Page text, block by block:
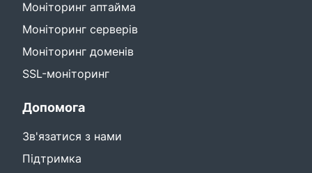
Моніторинг аптайма
Моніторинг серверів
Моніторинг доменів
SSL-моніторинг
Допомога
Зв'язатися з нами
Підтримка